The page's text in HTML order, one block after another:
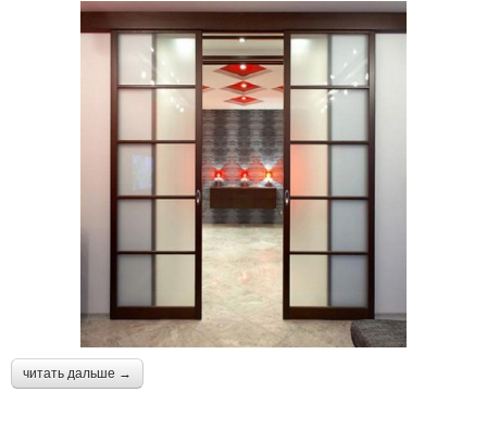
читать дальше →